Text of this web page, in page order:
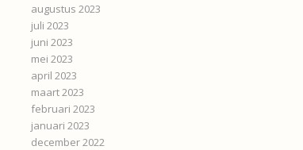
augustus 2023
juli 2023
juni 2023
mei 2023
april 2023
maart 2023
februari 2023
januari 2023
december 2022